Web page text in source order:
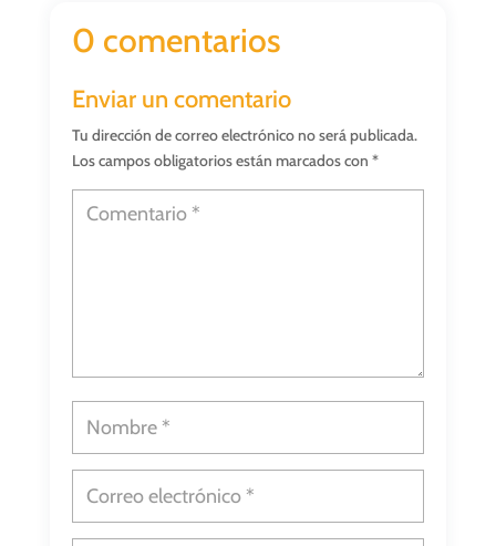
0 comentarios
Enviar un comentario
Tu dirección de correo electrónico no será publicada.
Los campos obligatorios están marcados con *